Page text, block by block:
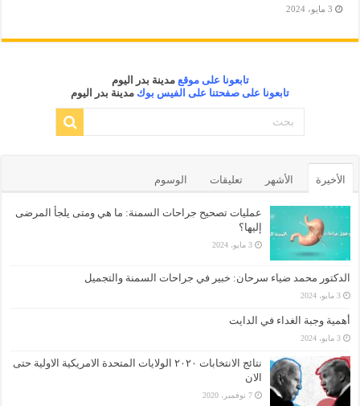
3 مايو، 2024
تابعونا على موقع مدينة بدر اليوم
تابعونا على صفحتنا على الفيس بوك مدينة بدر اليوم
الأخيرة الأشهر تعليقات الوسوم
عمليات تصحيح جراحات السمنة: ما هي ومتى يلجأ المرضى
إليها؟
3 مايو، 2024
الدكتور محمد ضياء سرحان: خبير في جراحات السمنة والتجميل
3 مايو، 2024
أهمية وجبة الغداء في الدايت
3 مايو، 2024
نتائج الانتخابات ٢٠٢٠ الولايات المتحدة الامريكية الاولية حتى
الان
7 نوفمبر، 2020